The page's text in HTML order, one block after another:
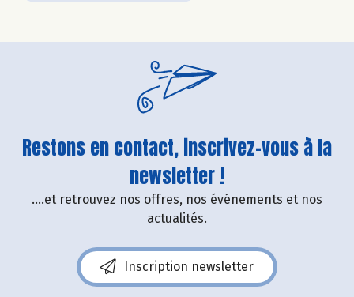
Restons en contact, inscrivez-vous à la
newsletter !
....et retrouvez nos offres, nos événements et nos
actualités.
Inscription newsletter